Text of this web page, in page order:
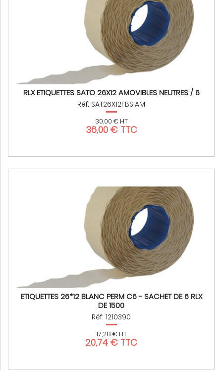
RLX ETIQUETTES SATO 26X12 AMOVIBLES NEUTRES / 6
Réf: SAT26X12FBSIAM
30,00 € HT
36,00 € TTC
ETIQUETTES 26*12 BLANC PERM C6 - SACHET DE 6 RLX
DE 1500
Réf: 1210390
17,28 € HT
20,74 € TTC